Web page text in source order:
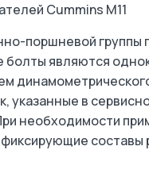
Cummins M11
поршневой группы
являются
указанные в
необходимости
составы